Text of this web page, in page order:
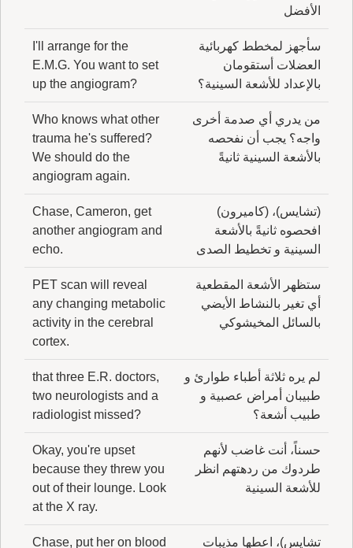
الأفضل
سأجهز لمخطط كهربائية
العضلات أستقومان
بالإعداد للأشعة السينية؟
I'll arrange for the
E.M.G. You want to set
up the angiogram?
من يدري أي صدمة أخرى
واجه؟ يجب أن نفحصه
بالأشعة السينية ثانيةً
Who knows what other
trauma he's suffered?
We should do the
angiogram again.
(تشايس)، (كاميرون)
افحصوه ثانيةً بالأشعة
السينية و تخطيط الصدى
Chase, Cameron, get
another angiogram and
echo.
ستظهر الأشعة المقطعية
أي تغير بالنشاط الأيضي
بالسائل المخيشوكي
PET scan will reveal
any changing metabolic
activity in the cerebral
cortex.
لم يره ثلاثة أطباء طوارئ و
طبيبان أمراض عصبية و
طبيب أشعة؟
that three E.R. doctors,
two neurologists and a
radiologist missed?
حسناً، أنت غاضب لأنهم
طردوك من ردهتهم انظر
للأشعة السينية
Okay, you're upset
because they threw you
out of their lounge. Look
at the X ray.
تشايس)، اعطها مذيبات Chase, put her on blood